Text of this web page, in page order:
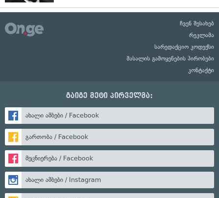
ჩვენ შესახებ
რეკლამა
სარედაქციო კოდექსი
მასალის გამოყენების პირობები
კონტაქტი
გაიგე მეტი პირველმა:
ახალი ამბები / Facebook
გართობა / Facebook
მეცნიერება / Facebook
ახალი ამბები / Instagram